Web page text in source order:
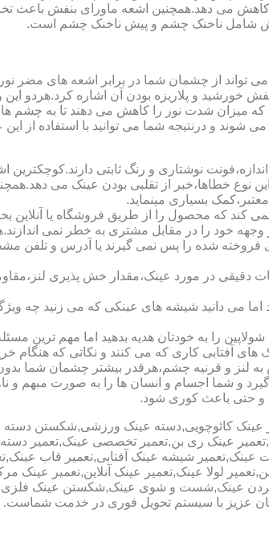
می دهد.همچنین اشعه ماورای بنفش باعث
شامل ناخنک چشم و پیش ناخنک چشم است.
تواند از چشمان شما در برابر اشعه های مضر
باشد می توان به محافظت 100 درصد در برابر اشعه فرابنفش خورشید و
میزان شدت نور را کاهش می دهند تا به چشم ها
و درنتیجه شما می توانید با استفاده از
نوشتاری و رنگ ثابتی دارند.کوچکترین
نوع خطاها،خبر از تقلبی بودن عینک می
بسیاری مینماید.
که محصول را از طریق فروشگاه یا آنلاین
وجهه خود را در مقابل مشتری به خطر نمی
شده را پس نمی گیرند یا آدرس و تلفن
دقیقی در مورد عینک،مقدار خش پذیری
می دانید شیشه های عینکی که می زنید چه
را به خودتان هدیه بدهید اما مهم ترین
آفتابی کاری که می کنند و نکاتی که هنگام
و قرنیه چشم،هرقدر بیشتر چشمان شما
گیرد و شما اجسام و انسان ها را به صورت مبهم
و حتی باعث کوری شود.
عینک کائوچویی,دسته عینک ورزشی,شکستن
عینک ری بن,تعمیر تخصصی عینک,تعمیر
عینک,تعمیر شیشه عینک آفتابی,تعمیر قاب
لولا عینک,تعمیر عینک آنلاین,تعمیر
عینک,شست و شوی عینک,شکستن عینک
عزیز با سیستم تحویل فوری در خدمت شماست.